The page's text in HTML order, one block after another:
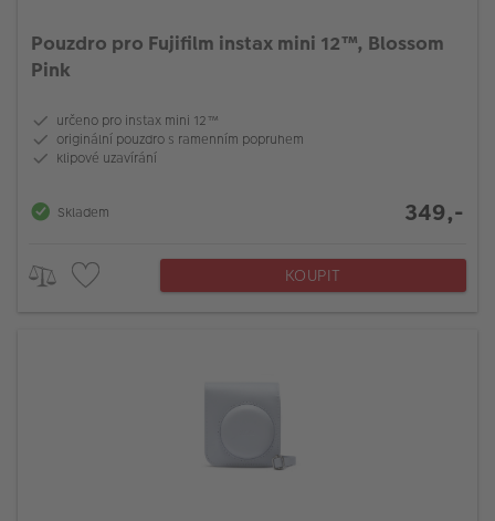
Pouzdro pro Fujifilm instax mini 12™, Blossom
Pink
určeno pro instax mini 12™
originální pouzdro s ramenním popruhem
klipové uzavírání
Skladem 349,-
KOUPIT